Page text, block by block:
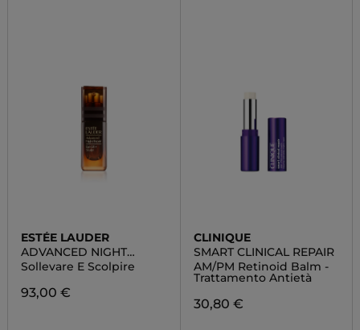
ESTÉE LAUDER
ADVANCED NIGHT
REPAIR EYE LIFT+SCUPLT
Sollevare E Scolpire
93,00 €
CLINIQUE
SMART CLINICAL REPAIR
AM/PM Retinoid Balm -
Trattamento Antietà
30,80 €